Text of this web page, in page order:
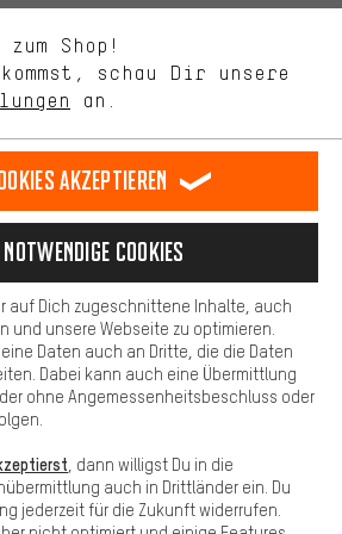
english
EN español
ES français
FR
Aachener Community Affiliateprogramm
Allgemeine Geschäftsbedingungen
Hinweise zur Batterieentsorgung
Kontrast ändern
sich in Euro und exkl. MwSt zuzüglich
für Lieferung nachUSA.
Shop!
schau Dir unsere
an.
Du in unserem Shop suchst und brauchst.
die Verbesserung unserer Webseite und
wird komfortabler. Mit Komfort-Cookies
zu Social Media Plattformen her. So
nützliche Inhalte und Informationen zur
Zudem hast du die Möglichkeit zusätzliche
die es dir erleichtern die richtigen Produkte zu
bieten wir eine Chat-Funktion an, damit
unkompliziert beantwortet werden können.
dass Du unsere Webseite
kannst.
akzeptieren
Cookies
auf Dich zugeschnittene Inhalte, auch
und unsere Webseite zu optimieren.
Daten auch an Dritte, die die Daten
Dabei kann auch eine Übermittlung
ohne Angemessenheitsbeschluss oder
, dann willigst Du in die
auch in Drittländer ein. Du
jederzeit für die Zukunft widerrufen.